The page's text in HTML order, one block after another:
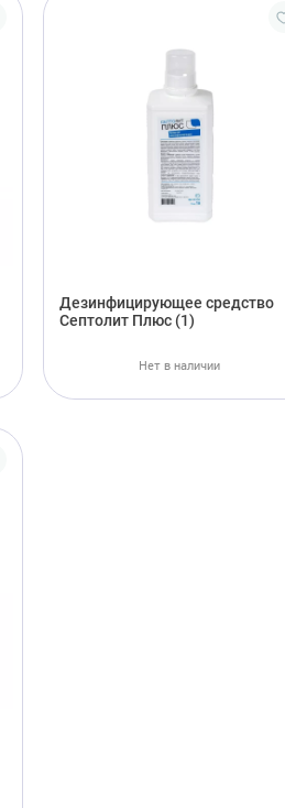
Дезинфицирующее средство
Септолит Плюс (1)
Нет в наличии